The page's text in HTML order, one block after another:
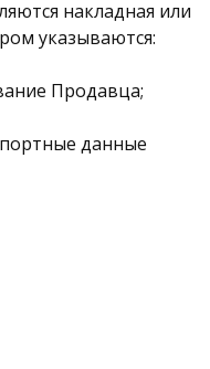
накладная или
указываются:
Продавца;
данные